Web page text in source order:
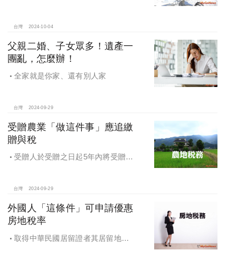
台灣 2024-10-04
父親二婚、子女眾多！遺產一
團亂，怎麼辦！
全家就是你家、還有別人家
台灣 2024-09-29
受贈農業「做這件事」應追繳
贈與稅
受贈人於受贈之日起5年內將受贈之
台灣 2024-09-29
外國人「這條件」可申請優惠
房地稅率
取得中華民國居留證者其居留地址